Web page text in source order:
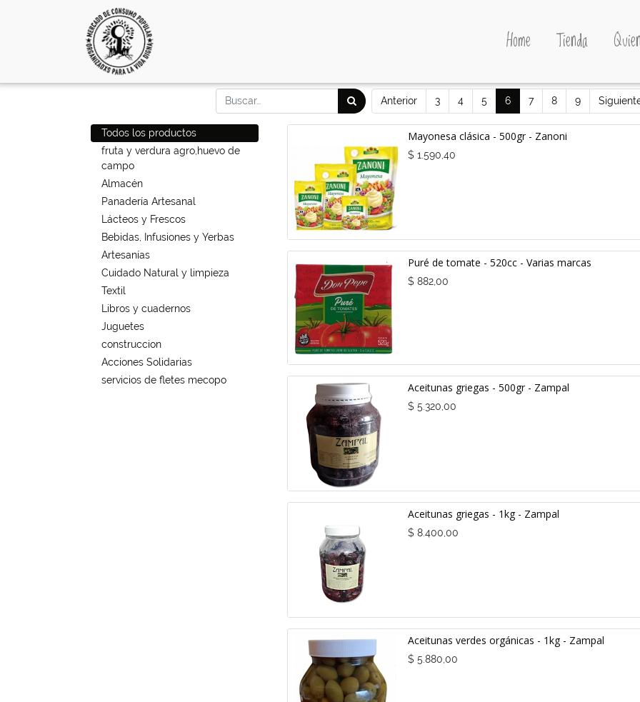
Home Tienda
Anterior 3 4 5 6 7 8 9
Todos los productos
fruta y verdura agro,huevo de
campo
Almacén
Panadería Artesanal
Lácteos y Frescos
Bebidas, Infusiones y Yerbas
Artesanías
Cuidado Natural y limpieza
Textil
Libros y cuadernos
Juguetes
construccion
Acciones Solidarias
servicios de fletes mecopo
Mayonesa clásica - 500gr - Zanoni
$ 1.590,40
Puré de tomate - 520cc - Varias marcas
$ 882,00
Aceitunas griegas - 500gr - Zampal
$ 5.320,00
Aceitunas griegas - 1kg - Zampal
$ 8.400,00
Aceitunas verdes orgánicas - 1kg - Zampal
$ 5.880,00